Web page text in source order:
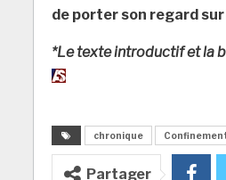
de porter son regard sur
*Le texte introductif et la
chronique
Partager